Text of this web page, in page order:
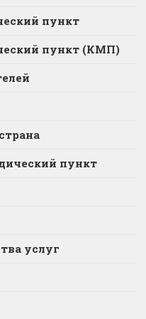
пункт
пункт (КМП)
пункт
услуг